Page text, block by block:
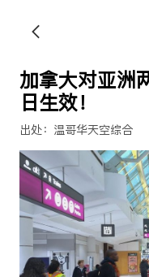
加拿大对亚洲
日生效！
出处：温哥华天空综合